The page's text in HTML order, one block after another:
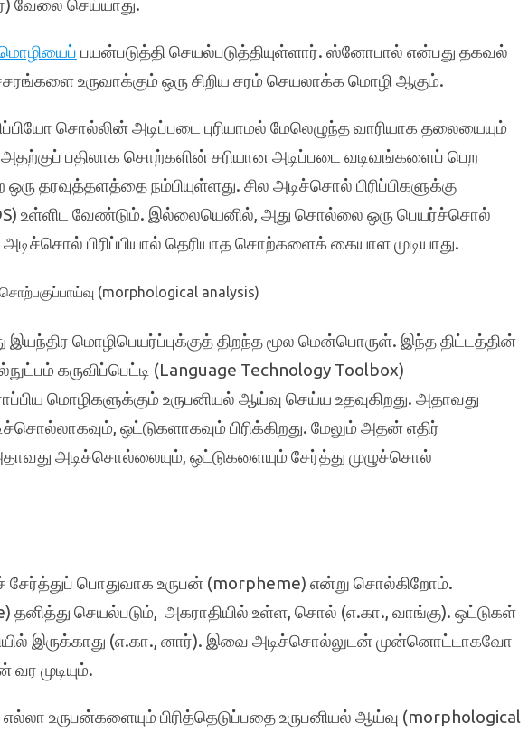
வேலை செய்யாது.
பயன்படுத்தி செயல்படுத்தியுள்ளார். ஸ்னோபால் என்பது தகவல்
உருவாக்கும் ஒரு சிறிய சரம் செயலாக்க மொழி ஆகும்.
சொல்லின் அடிப்படை புரியாமல் மேலெழுந்த வாரியாக தலையையும்
பதிலாக சொற்களின் சரியான அடிப்படை வடிவங்களைப் பெற
தரவுத்தளத்தை நம்பியுள்ளது. சில அடிச்சொல் பிரிப்பிகளுக்கு
உள்ளிட வேண்டும். இல்லையெனில், அது சொல்லை ஒரு பெயர்ச்சொல்
அடிச்சொல் பிரிப்பியால் தெரியாத சொற்களைக் கையாள முடியாது.
(morphological analysis)
இயந்திர மொழிபெயர்ப்புக்குத் திறந்த மூல மென்பொருள். இந்த திட்டத்தின்
கருவிப்பெட்டி (Language Technology Toolbox)
மொழிகளுக்கும் உருபனியல் ஆய்வு செய்ய உதவுகிறது. அதாவது
ஒட்டுகளாகவும் பிரிக்கிறது. மேலும் அதன் எதிர்
அடிச்சொல்லையும், ஒட்டுகளையும் சேர்த்து முழுச்சொல்
பொதுவாக உருபன் (morpheme) என்று சொல்கிறோம்.
தனித்து செயல்படும், அகராதியில் உள்ள, சொல் (எ.கா., வாங்கு). ஒட்டுகள்
இருக்காது (எ.கா., னார்). இவை அடிச்சொல்லுடன் முன்னொட்டாகவோ
முடியும்.
உருபன்களையும் பிரித்தெடுப்பதை உருபனியல் ஆய்வு (morphological